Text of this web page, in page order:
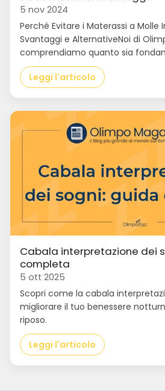
5 nov 2024
Perché Evitare i Materassi a
Svantaggi e AlternativeNoi di
comprendiamo quanto sia
Leggi l'articolo
Cabala interpretazione dei
completa
5 ott 2025
Scopri come la cabala
migliorare il tuo benessere
riposo.
Leggi l'articolo